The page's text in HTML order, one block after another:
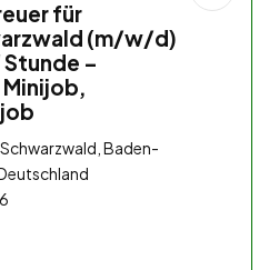
für
(m/w/d)
–
Baden-